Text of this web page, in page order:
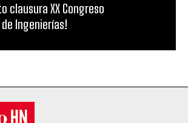
clausura XX Congreso
Ingenierías!